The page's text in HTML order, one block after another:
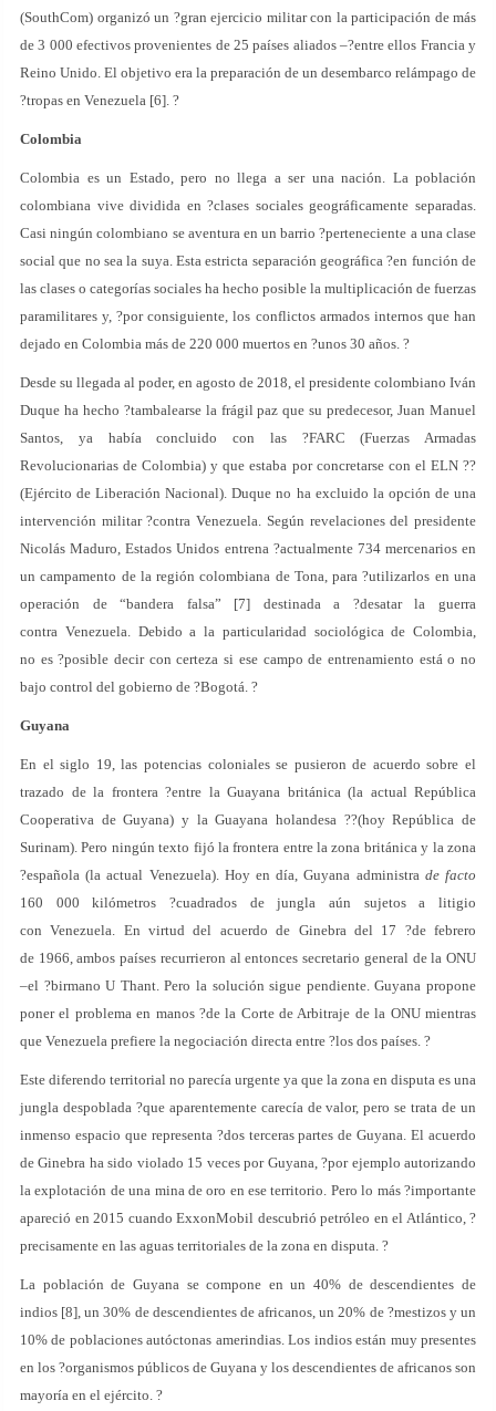
(SouthCom) organizó un ?gran ejercicio militar con la participación de más
de 3 000 efectivos provenientes de 25 países aliados –?entre ellos Francia y
Reino Unido. El objetivo era la preparación de un desembarco relámpago de
?tropas en Venezuela [6]. ?
Colombia
Colombia es un Estado, pero no llega a ser una nación. La población
colombiana vive dividida en ?clases sociales geográficamente separadas.
Casi ningún colombiano se aventura en un barrio ?perteneciente a una clase
social que no sea la suya. Esta estricta separación geográfica ?en función de
las clases o categorías sociales ha hecho posible la multiplicación de fuerzas
paramilitares y, ?por consiguiente, los conflictos armados internos que han
dejado en Colombia más de 220 000 muertos en ?unos 30 años. ?
Desde su llegada al poder, en agosto de 2018, el presidente colombiano Iván
Duque ha hecho ?tambalearse la frágil paz que su predecesor, Juan Manuel
Santos, ya había concluido con las ?FARC (Fuerzas Armadas
Revolucionarias de Colombia) y que estaba por concretarse con el ELN ??
(Ejército de Liberación Nacional). Duque no ha excluido la opción de una
intervención militar ?contra Venezuela. Según revelaciones del presidente
Nicolás Maduro, Estados Unidos entrena ?actualmente 734 mercenarios en
un campamento de la región colombiana de Tona, para ?utilizarlos en una
operación de “bandera falsa” [7] destinada a ?desatar la guerra
contra Venezuela. Debido a la particularidad sociológica de Colombia,
no es ?posible decir con certeza si ese campo de entrenamiento está o no
bajo control del gobierno de ?Bogotá. ?
Guyana
En el siglo 19, las potencias coloniales se pusieron de acuerdo sobre el
trazado de la frontera ?entre la Guayana británica (la actual República
Cooperativa de Guyana) y la Guayana holandesa ??(hoy República de
Surinam). Pero ningún texto fijó la frontera entre la zona británica y la zona
?española (la actual Venezuela). Hoy en día, Guyana administra de facto
160 000 kilómetros ?cuadrados de jungla aún sujetos a litigio
con Venezuela. En virtud del acuerdo de Ginebra del 17 ?de febrero
de 1966, ambos países recurrieron al entonces secretario general de la ONU
–el ?birmano U Thant. Pero la solución sigue pendiente. Guyana propone
poner el problema en manos ?de la Corte de Arbitraje de la ONU mientras
que Venezuela prefiere la negociación directa entre ?los dos países. ?
Este diferendo territorial no parecía urgente ya que la zona en disputa es una
jungla despoblada ?que aparentemente carecía de valor, pero se trata de un
inmenso espacio que representa ?dos terceras partes de Guyana. El acuerdo
de Ginebra ha sido violado 15 veces por Guyana, ?por ejemplo autorizando
la explotación de una mina de oro en ese territorio. Pero lo más ?importante
apareció en 2015 cuando ExxonMobil descubrió petróleo en el Atlántico, ?
precisamente en las aguas territoriales de la zona en disputa. ?
La población de Guyana se compone en un 40% de descendientes de
indios [8], un 30% de descendientes de africanos, un 20% de ?mestizos y un
10% de poblaciones autóctonas amerindias. Los indios están muy presentes
en los ?organismos públicos de Guyana y los descendientes de africanos son
mayoría en el ejército. ?